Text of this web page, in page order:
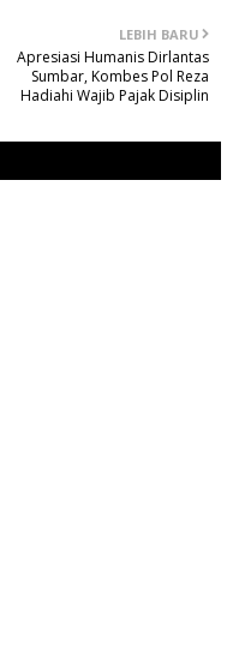
LEBIH BARU
Apresiasi Humanis Dirlantas
Sumbar, Kombes Pol Reza
Hadiahi Wajib Pajak Disiplin